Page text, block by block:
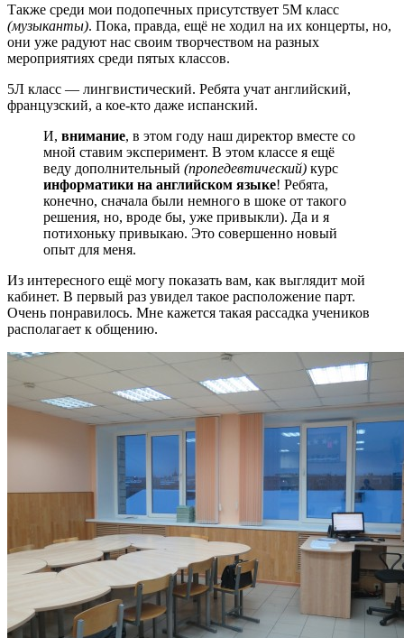
Также среди мои подопечных присутствует 5М класс
(музыканты). Пока, правда, ещё не ходил на их концерты, но,
они уже радуют нас своим творчеством на разных
мероприятиях среди пятых классов.
5Л класс — лингвистический. Ребята учат английский,
французский, а кое-кто даже испанский.
И, внимание, в этом году наш директор вместе со
мной ставим эксперимент. В этом классе я ещё
веду дополнительный (пропедевтический) курс
информатики на английском языке! Ребята,
конечно, сначала были немного в шоке от такого
решения, но, вроде бы, уже привыкли). Да и я
потихоньку привыкаю. Это совершенно новый
опыт для меня.
Из интересного ещё могу показать вам, как выглядит мой
кабинет. В первый раз увидел такое расположение парт.
Очень понравилось. Мне кажется такая рассадка учеников
располагает к общению.